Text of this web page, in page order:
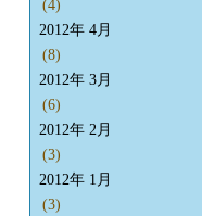
(4)
2012年 4月
(8)
2012年 3月
(6)
2012年 2月
(3)
2012年 1月
(3)